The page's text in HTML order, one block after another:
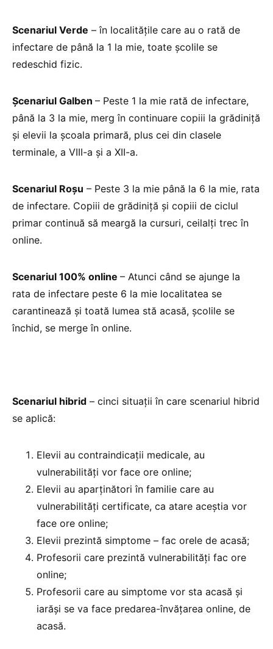
Scenariul Verde – în localitățile care au o rată de
infectare de până la 1 la mie, toate școlile se
redeschid fizic.
Șcenariul Galben – Peste 1 la mie rată de infectare,
până la 3 la mie, merg în continuare copiii la grădiniță
și elevii la școala primară, plus cei din clasele
terminale, a VIII-a și a XII-a.
Scenariul Roșu – Peste 3 la mie până la 6 la mie, rata
de infectare. Copiii de grădiniță și copiii de ciclul
primar continuă să meargă la cursuri, ceilalți trec în
online.
Scenariul 100% online – Atunci când se ajunge la
rata de infectare peste 6 la mie localitatea se
carantinează și toată lumea stă acasă, școlile se
închid, se merge în online.
Scenariul hibrid – cinci situații în care scenariul hibrid
se aplică:
Elevii au contraindicații medicale, au
vulnerabilități vor face ore online;
Elevii au aparținători în familie care au
vulnerabilități certificate, ca atare aceștia vor
face ore online;
Elevii prezintă simptome – fac orele de acasă;
Profesorii care prezintă vulnerabilități fac ore
online;
Profesorii care au simptome vor sta acasă și
iarăși se va face predarea-învățarea online, de
acasă.